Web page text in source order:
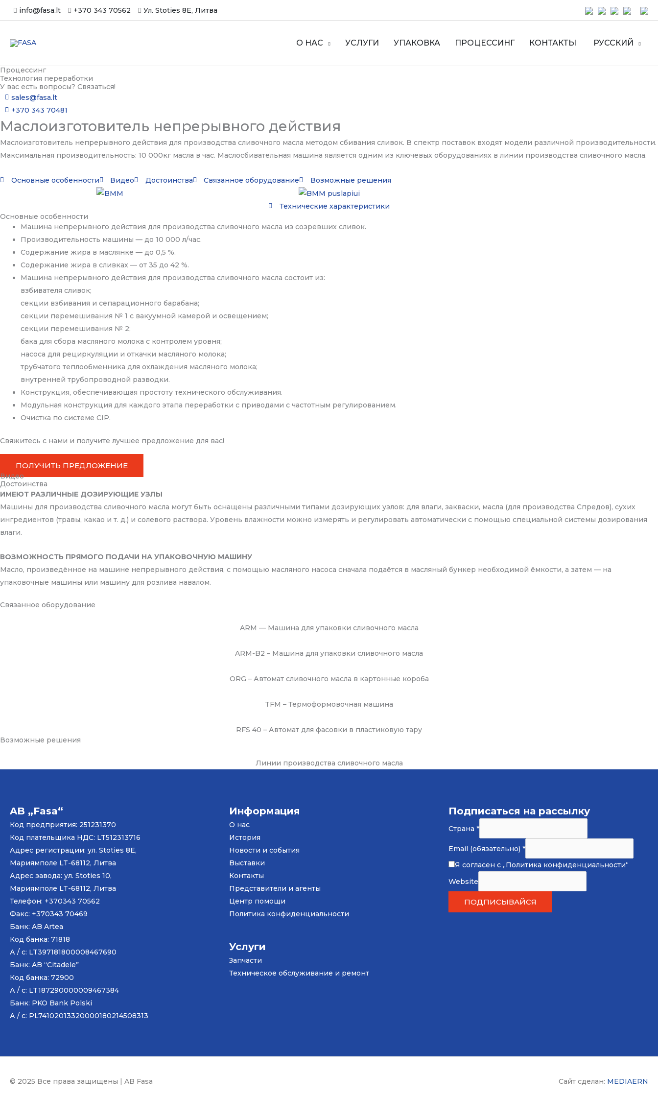
Перейти
к
info@fasa.lt +370 343 70562 Ул. Stoties 8E, Литва
О НАС УСЛУГИ УПАКОВКА ПРОЦЕССИНГ КОНТАКТЫ РУССКИЙ
Процессинг
Технология переработки
У вас есть вопросы? Связаться!
sales@fasa.lt
+370 343 70481
Маслоизготовитель непрерывного действия
Маслоизготовитель непрерывного действия для производства сливочного масла методом сбивания сливок. В спектр поставок входят модели различной производительности.
Максимальная производительность: 10 000кг масла в час. Маслосбивательная машина является одним из ключевых оборудованиях в линии производства сливочного масла.
Основные особенности Видео Достоинства Связанное оборудование Возможные решения
Технические характеристики
Основные особенности
Машина непрерывного действия для производства сливочного масла из созревших сливок.
Производительность машины — до 10 000 л/час.
Содержание жира в маслянке — до 0,5 %.
Содержание жира в сливках — от 35 до 42 %.
Машина непрерывного действия для производства сливочного масла состоит из:
взбивателя сливок;
секции взбивания и сепарационного барабана;
секции перемешивания № 1 с вакуумной камерой и освещением;
секции перемешивания № 2;
бака для сбора масляного молока с контролем уровня;
насоса для рециркуляции и откачки масляного молока;
трубчатого теплообменника для охлаждения масляного молока;
внутренней трубопроводной разводки.
Конструкция, обеспечивающая простоту технического обслуживания.
Модульная конструкция для каждого этапа переработки с приводами с частотным регулированием.
Очистка по системе CIP.
Свяжитесь с нами и получите лучшее предложение для вас!
ПОЛУЧИТЬ ПРЕДЛОЖЕНИЕ
Видео
Достоинства
ИМЕЮТ РАЗЛИЧНЫЕ ДОЗИРУЮЩИЕ УЗЛЫ
Машины для производства сливочного масла могут быть оснащены различными типами дозирующих узлов: для влаги, закваски, масла (для производства Спредов), сухих
ингредиентов (травы, какао и т. д.) и солевого раствора. Уровень влажности можно измерять и регулировать автоматически с помощью специальной системы дозирования
влаги.
ВОЗМОЖНОСТЬ ПРЯМОГО ПОДАЧИ НА УПАКОВОЧНУЮ МАШИНУ
Масло, произведённое на машине непрерывного действия, с помощью масляного насоса сначала подаётся в масляный бункер необходимой ёмкости, а затем — на
упаковочные машины или машину для розлива навалом.
Связанное оборудование
ARM — Машина для упаковки сливочного масла
ARM-B2 – Машина для упаковки сливочного масла
ORG – Автомат сливочного масла в картонные короба
TFM – Термоформовочная машина
RFS 40 – Автомат для фасовки в пластиковую тару
Возможные решения
Линии производства сливочного масла
AB „Fasa“
Код предприятия: 251231370
Код плательщика НДС: LT512313716
Адрес регистрации: ул. Stoties 8E,
Мариямполе LT-68112, Литва
Адрес завода: ул. Stoties 10,
Мариямполе LT-68112, Литва
Телефон: +370343 70562
Факс: +370343 70469
Банк: AB Artea
Код банка: 71818
А / с: LT397181800008467690
Банк: AB “Citadele”
Код банка: 72900
А / с: LT187290000009467384
Банк: PKO Bank Polski
А / с: PL74102013320000180214508313
Информация
О нас
История
Новости и события
Bыставки
Контакты
Представители и агенты
Центр помощи
Политика конфиденциальности
Услуги
Запчасти
Техническое обслуживание и ремонт
Подписаться на рассылку
Страна *
Email (обязательно) *
Я согласен с „Политика конфиденциальности“
Website
ПОДПИСЫВАЙСЯ
© 2025 Все права защищены | AB Fasa Сайт сделан: MEDIAERN